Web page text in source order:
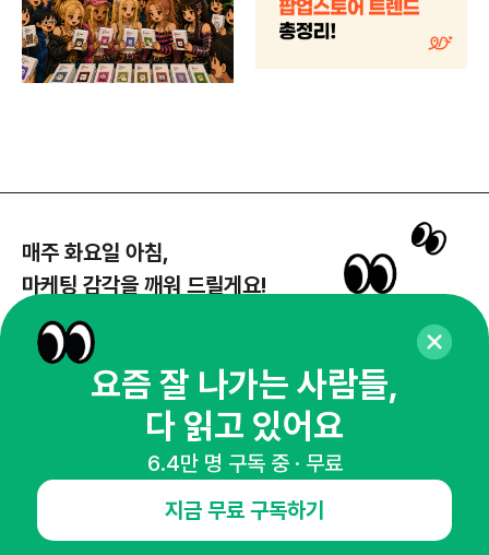
매주 화요일 아침,
마케팅 감각을 깨워 드릴게요!
뉴스레터 구독하기
오픈애즈란
요즘 잘 나가는 사람들,
다 읽고 있어요
6.4만 명 구독 중 · 무료
지금 무료 구독하기